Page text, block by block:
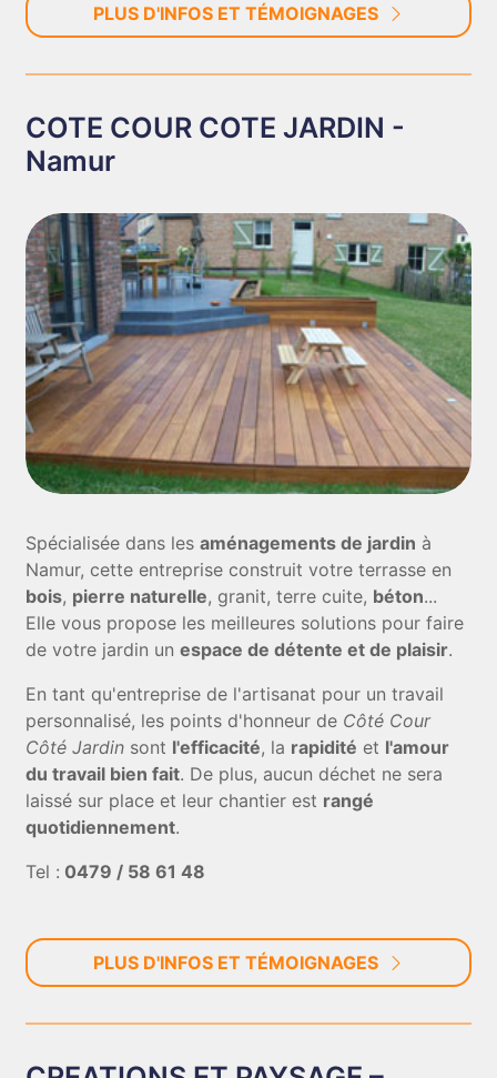
PLUS D'INFOS ET TÉMOIGNAGES
COTE COUR COTE JARDIN -
Namur
Spécialisée dans lesaménagements de jardin à
Namur, cette entreprise construit votre terrasse en
bois, pierre naturelle, granit, terre cuite, béton...
Elle vous propose les meilleures solutions pour faire
de votre jardin unespace de détente et de plaisir.
En tant qu'entreprise de l'artisanat pour un travail
personnalisé, les points d'honneur de Côté Cour
Côté Jardin sont l'efficacité, la rapidité et l'amour
du travail bien fait. De plus, aucun déchet ne sera
laissé sur place et leur chantier est rangé
quotidiennement.
Tel : 0479 / 58 61 48
PLUS D'INFOS ET TÉMOIGNAGES